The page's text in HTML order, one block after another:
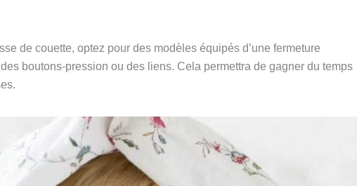
de couette, optez pour des modèles équipés d’une fermeture
boutons-pression ou des liens. Cela permettra de gagner du temps